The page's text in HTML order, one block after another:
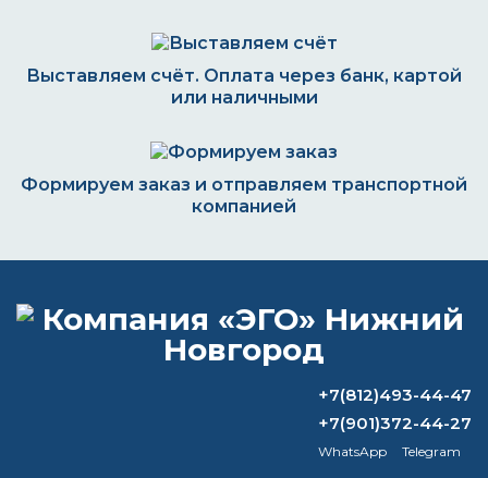
Выставляем счёт. Оплата через банк, картой
или наличными
Формируем заказ и отправляем транспортной
компанией
ВОПРОС-ОТВЕТ
Можно ли использовать краску на
+7(812)493-44-47
+7(901)372-44-27
WhatsApp
Telegram